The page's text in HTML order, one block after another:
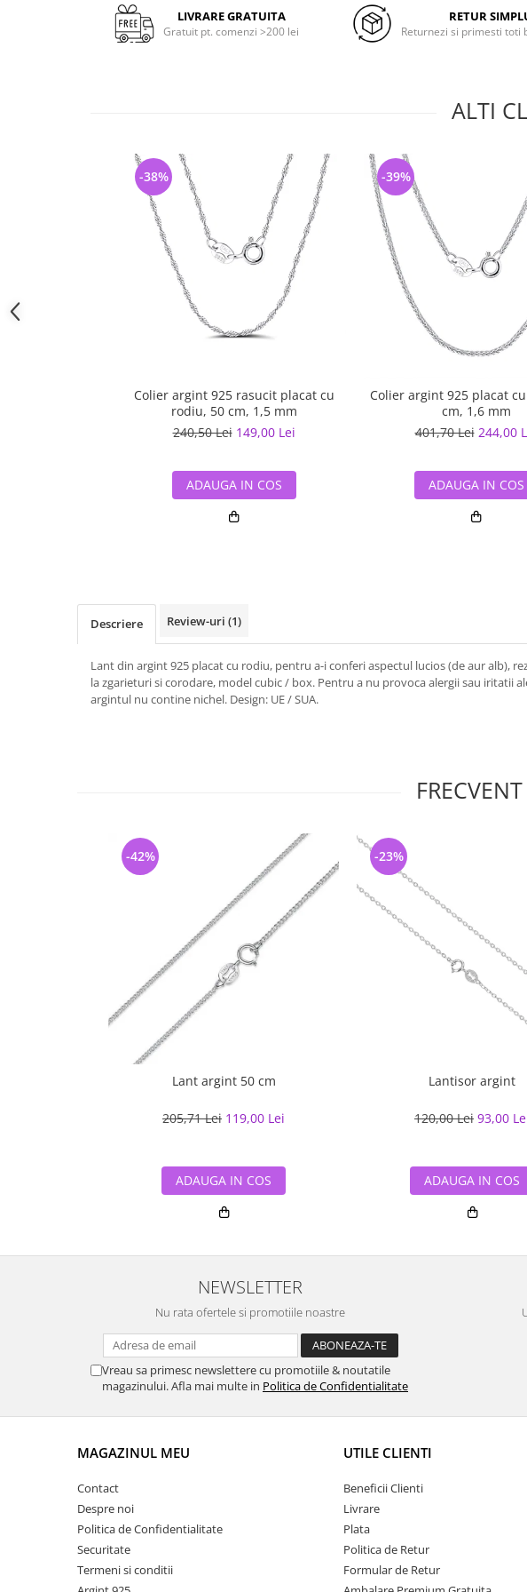
LIVRARE GRATUITA
Gratuit pt. comenzi >200 lei
RETUR
Returnezi si primesti toti
ALTI
Colier argint 925 rasucit placat cu
rodiu, 50 cm, 1,5 mm
240,50 Lei 149,00 Lei
-38%
ADAUGA IN COS
Colier argint 925 placat
cm, 1,6 mm
401,70 Lei 244,00
-39%
ADAUGA IN COS
Descriere Review-uri (1)
Lant din argint 925 placat cu rodiu, pentru a-i conferi aspectul lucios (de aur alb),
la zgarieturi si corodare, model cubic / box. Pentru a nu provoca alergii sau iritatii
argintul nu contine nichel. Design: UE / SUA.
Lant argint 50 cm
205,71 Lei 119,00 Lei
-42%
ADAUGA IN COS
Lantisor argint
120,00 Lei 93,00
-23%
ADAUGA IN COS
NEWSLETTER
Nu rata ofertele si promotiile noastre
Vreau sa primesc newslettere cu promotiile & noutatile
magazinului. Afla mai multe in Politica de Confidentialitate
MAGAZINUL MEU
Contact
Despre noi
Politica de Confidentialitate
Securitate
Termeni si conditii
UTILE CLIENTI
Beneficii Clienti
Livrare
Plata
Politica de Retur
Formular de Retur